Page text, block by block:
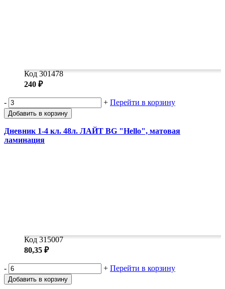
Код 301478
240 ₽
- + Перейти в корзину
Добавить в корзину
Дневник 1-4 кл. 48л. ЛАЙТ BG "Hello", матовая
ламинация
Код 315007
80,35 ₽
- + Перейти в корзину
Добавить в корзину